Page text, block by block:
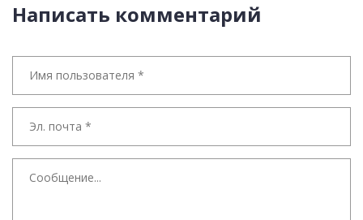
Написать комментарий